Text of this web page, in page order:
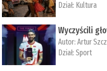
Dział: Kultura
Wyczyścili
Autor:Artur
Dział:Sport